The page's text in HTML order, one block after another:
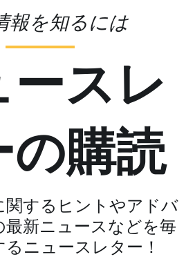
報を知るには
ースレ
の購読
するヒントやアドバ
最新ニュースなどを毎
ニュースレター！